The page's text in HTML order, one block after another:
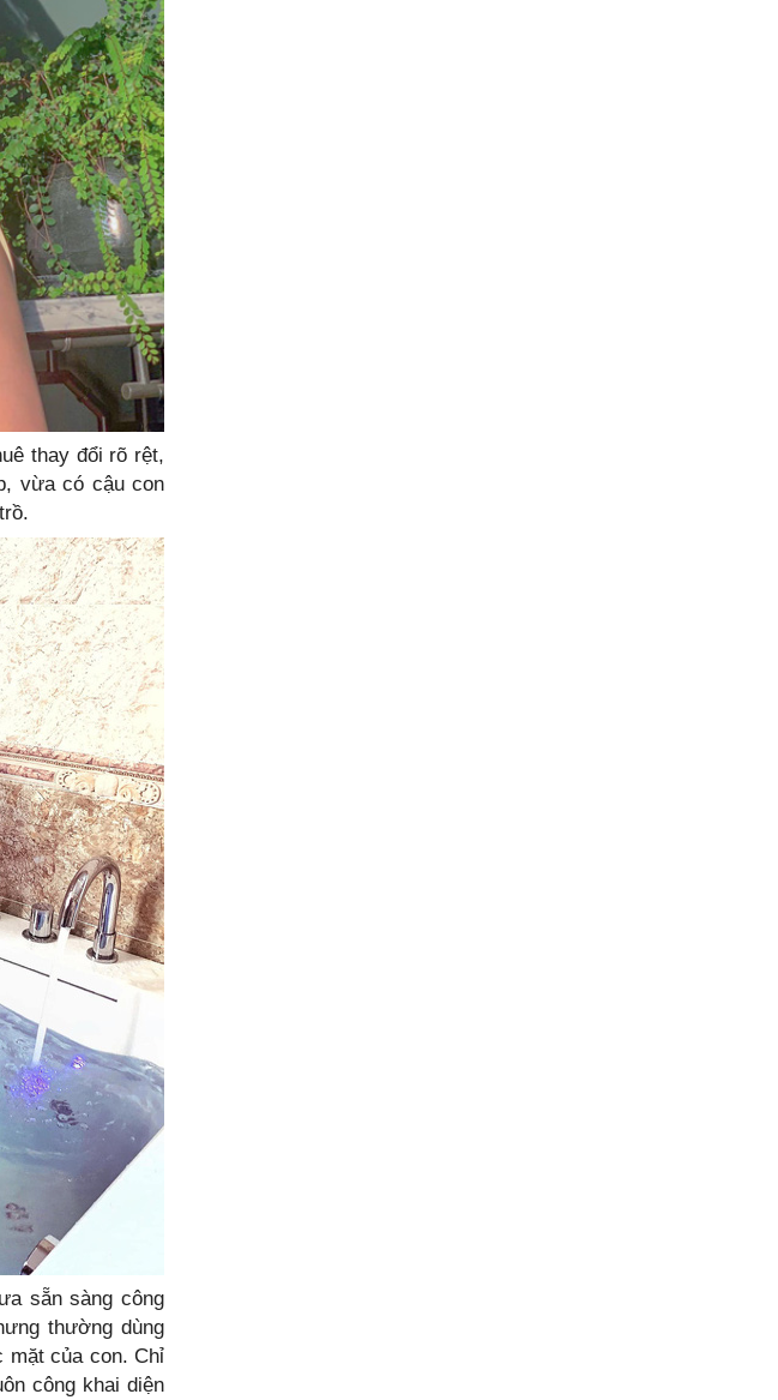
thay đổi rõ rệt,
vừa có cậu con
sẵn sàng công
thường dùng
mặt của con. Chỉ
công khai diện